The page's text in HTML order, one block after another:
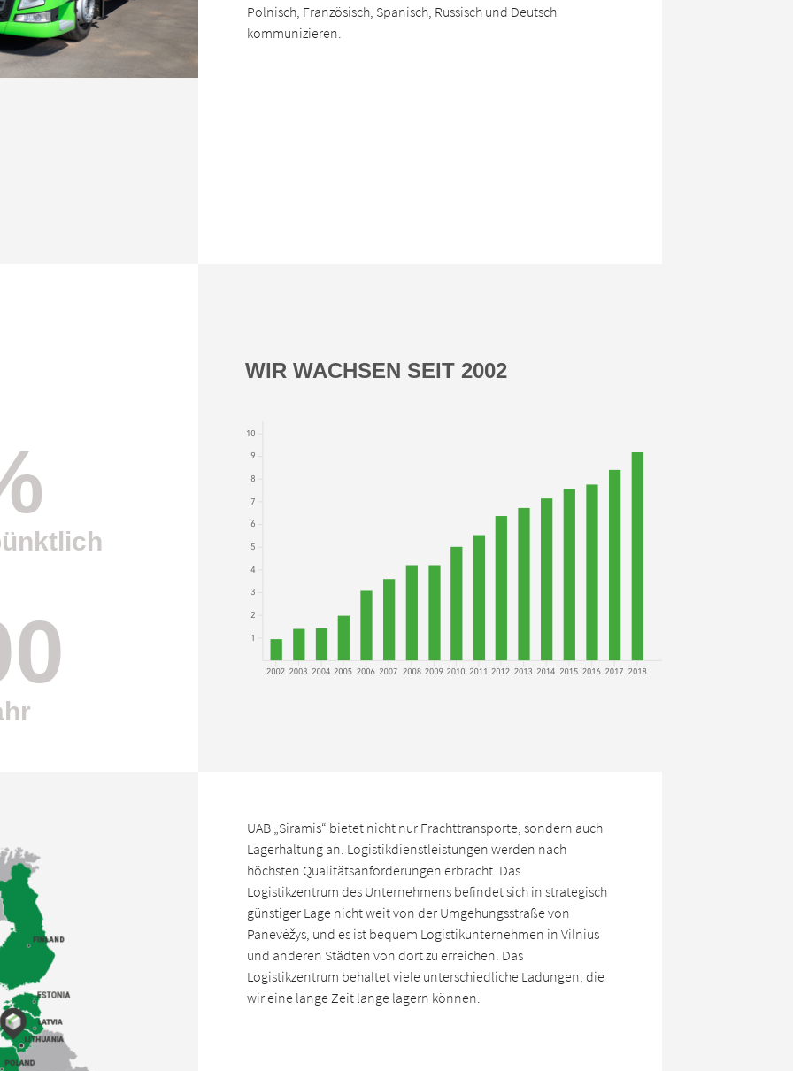
Polnisch, Französisch, Spanisch, Russisch und Deutsch
kommunizieren.
WIR WACHSEN SEIT 2002
UAB „Siramis“ bietet nicht nur Frachttransporte, sondern auch
Lagerhaltung an. Logistikdienstleistungen werden nach
höchsten Qualitätsanforderungen erbracht. Das
Logistikzentrum des Unternehmens befindet sich in strategisch
günstiger Lage nicht weit von der Umgehungsstraße von
Panevėžys, und es ist bequem Logistikunternehmen in Vilnius
und anderen Städten von dort zu erreichen. Das
Logistikzentrum behaltet viele unterschiedliche Ladungen, die
wir eine lange Zeit lange lagern können.